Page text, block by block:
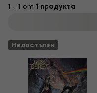
1 - 1 от 1 продукта
Недостъпен